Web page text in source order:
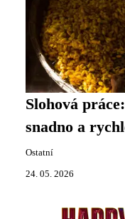
Slohová
snadno a
Ostatní
24. 05. 2026